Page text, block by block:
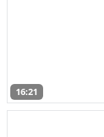
16:21